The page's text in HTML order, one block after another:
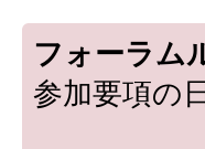
フォーラム
参加要項の